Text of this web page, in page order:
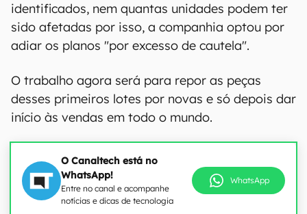
identificados, nem quantas unidades podem ter
sido afetadas por isso, a companhia optou por
adiar os planos "por excesso de cautela".
O trabalho agora será para repor as peças
desses primeiros lotes por novas e só depois dar
início às vendas em todo o mundo.
O Canaltech está no
WhatsApp!
Entre no canal e acompanhe
notícias e dicas de tecnologia
WhatsApp